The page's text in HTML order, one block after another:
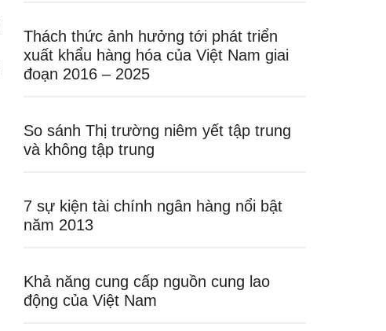
Thách thức ảnh hưởng tới phát triển
xuất khẩu hàng hóa của Việt Nam giai
đoạn 2016 – 2025
So sánh Thị trường niêm yết tập trung
và không tập trung
7 sự kiện tài chính ngân hàng nổi bật
năm 2013
Khả năng cung cấp nguồn cung lao
động của Việt Nam